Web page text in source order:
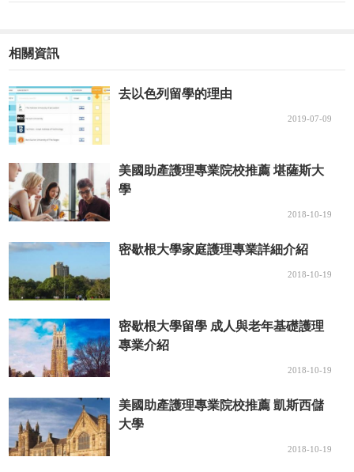
相關資訊
去以色列留學的理由
2019-07-09
美國助產護理專業院校推薦 堪薩斯大
學
2018-10-19
密歇根大學家庭護理專業詳細介紹
2018-10-19
密歇根大學留學 成人與老年基礎護理
專業介紹
2018-10-19
美國助產護理專業院校推薦 凱斯西儲
大學
2018-10-19